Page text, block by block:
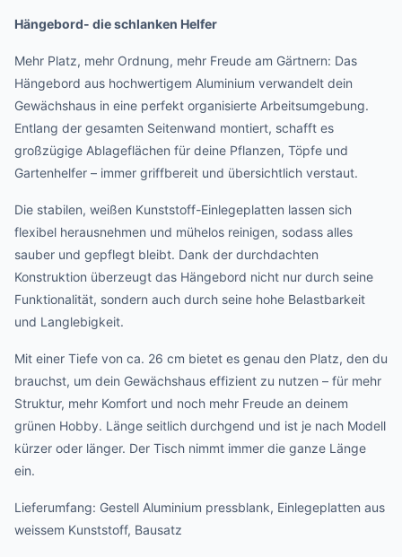
Hängebord- die schlanken Helfer
Mehr Platz, mehr Ordnung, mehr Freude am Gärtnern: Das
Hängebord aus hochwertigem Aluminium verwandelt dein
Gewächshaus in eine perfekt organisierte Arbeitsumgebung.
Entlang der gesamten Seitenwand montiert, schafft es
großzügige Ablageflächen für deine Pflanzen, Töpfe und
Gartenhelfer – immer griffbereit und übersichtlich verstaut.
Die stabilen, weißen Kunststoff-Einlegeplatten lassen sich
flexibel herausnehmen und mühelos reinigen, sodass alles
sauber und gepflegt bleibt. Dank der durchdachten
Konstruktion überzeugt das Hängebord nicht nur durch seine
Funktionalität, sondern auch durch seine hohe Belastbarkeit
und Langlebigkeit.
Mit einer Tiefe von ca. 26 cm bietet es genau den Platz, den du
brauchst, um dein Gewächshaus effizient zu nutzen – für mehr
Struktur, mehr Komfort und noch mehr Freude an deinem
grünen Hobby. Länge seitlich durchgend und ist je nach Modell
kürzer oder länger. Der Tisch nimmt immer die ganze Länge
ein.
Lieferumfang: Gestell Aluminium pressblank, Einlegeplatten aus
weissem Kunststoff, Bausatz